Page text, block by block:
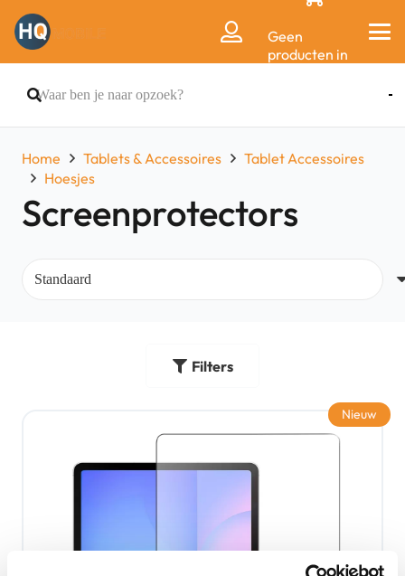
Geen
producten in
Home Tablets & Accessoires
Tablet Accessoires
Hoesjes
Screenprotectors
Filters
Nieuw